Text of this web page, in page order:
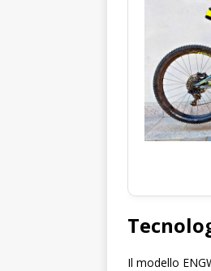
Il modello